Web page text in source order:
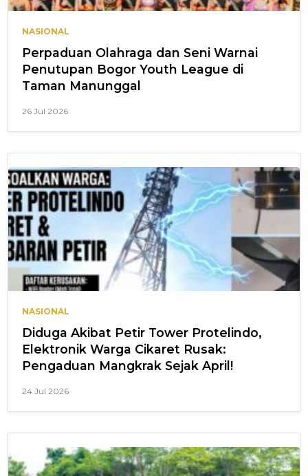
NASIONAL
Perpaduan Olahraga dan Seni Warnai
Penutupan Bogor Youth League di
Taman Manunggal
26 Jul 2026
NASIONAL
Diduga Akibat Petir Tower Protelindo,
Elektronik Warga Cikaret Rusak:
Pengaduan Mangkrak Sejak April!
24 Jul 2026